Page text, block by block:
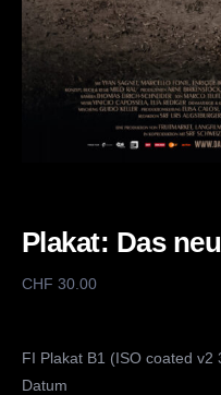
Plakat: Das
CHF 30.00
FI Plakat B1 (ISO coated v2
Datum